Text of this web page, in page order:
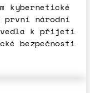
kybernetické
národní
vedla k přijetí
bezpečnosti